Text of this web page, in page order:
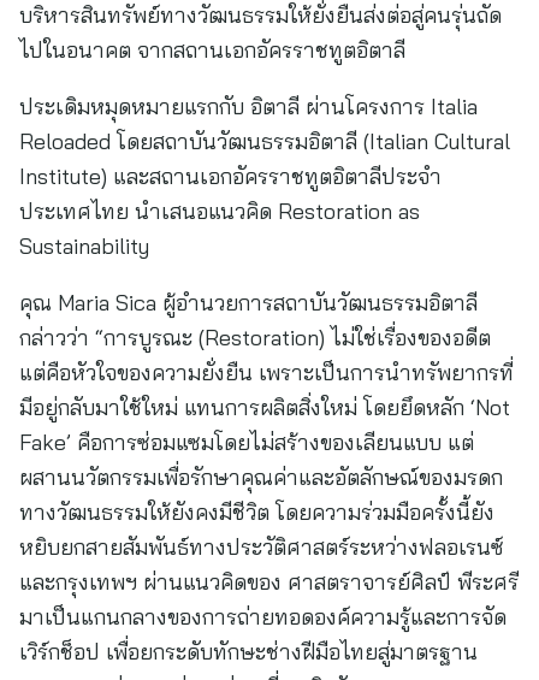
บริหารสินทรัพย์ทางวัฒนธรรมให้ยั่งยืนส่งต่อสู่คนรุ่นถัด
ไปในอนาคต จากสถานเอกอัครราชทูตอิตาลี
ประเดิมหมุดหมายแรกกับ อิตาลี ผ่านโครงการ Italia
Reloaded โดยสถาบันวัฒนธรรมอิตาลี (Italian Cultural
Institute) และสถานเอกอัครราชทูตอิตาลีประจำ
ประเทศไทย นำเสนอแนวคิด Restoration as
Sustainability
คุณ Maria Sica ผู้อำนวยการสถาบันวัฒนธรรมอิตาลี
กล่าวว่า “การบูรณะ (Restoration) ไม่ใช่เรื่องของอดีต
แต่คือหัวใจของความยั่งยืน เพราะเป็นการนำทรัพยากรที่
มีอยู่กลับมาใช้ใหม่ แทนการผลิตสิ่งใหม่ โดยยึดหลัก ‘Not
Fake’ คือการซ่อมแซมโดยไม่สร้างของเลียนแบบ แต่
ผสานนวัตกรรมเพื่อรักษาคุณค่าและอัตลักษณ์ของมรดก
ทางวัฒนธรรมให้ยังคงมีชีวิต โดยความร่วมมือครั้งนี้ยัง
หยิบยกสายสัมพันธ์ทางประวัติศาสตร์ระหว่างฟลอเรนซ์
และกรุงเทพฯ ผ่านแนวคิดของ ศาสตราจารย์ศิลป์ พีระศรี
มาเป็นแกนกลางของการถ่ายทอดองค์ความรู้และการจัด
เวิร์กช็อป เพื่อยกระดับทักษะช่างฝีมือไทยสู่มาตรฐาน